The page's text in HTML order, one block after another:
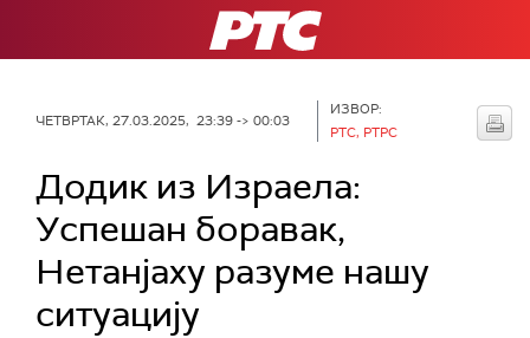
РТС
ЧЕТВРТАК, 27.03.2025, 23:39 -> 00:03
ИЗВОР:
РТС, РТРС
Додик из Израела:
Успешан боравак,
Нетанјаху разуме нашу
ситуацију